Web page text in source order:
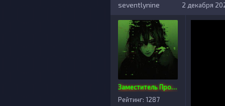
seventlynine 2 декабря
Заместитель Проекта
Рейтинг: 1287